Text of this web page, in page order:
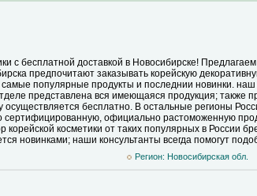
с бесплатной доставкой в Новосибирске!
предпочитают заказывать корейскую
популярные продукты и последнии новинки.
представлена вся имеющаяся продукция; также
осуществляется бесплатно. В остальные регионы
сертифицированную, официально растоможенную
косметики от таких популярных в России
новинками; наши консультанты всегда помогут
Регион: Новосибирская обл.